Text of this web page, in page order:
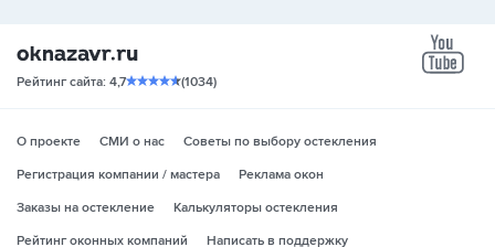
Рейтинг сайта: 4,7 (1034)
О проекте СМИ о нас
Советы по выбору остекления
Регистрация компании / мастера
Реклама окон
Заказы на остекление
Калькуляторы остекления
Рейтинг оконных компаний
Написать в поддержку